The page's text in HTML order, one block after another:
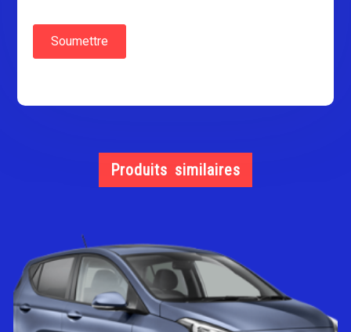
Produits similaires